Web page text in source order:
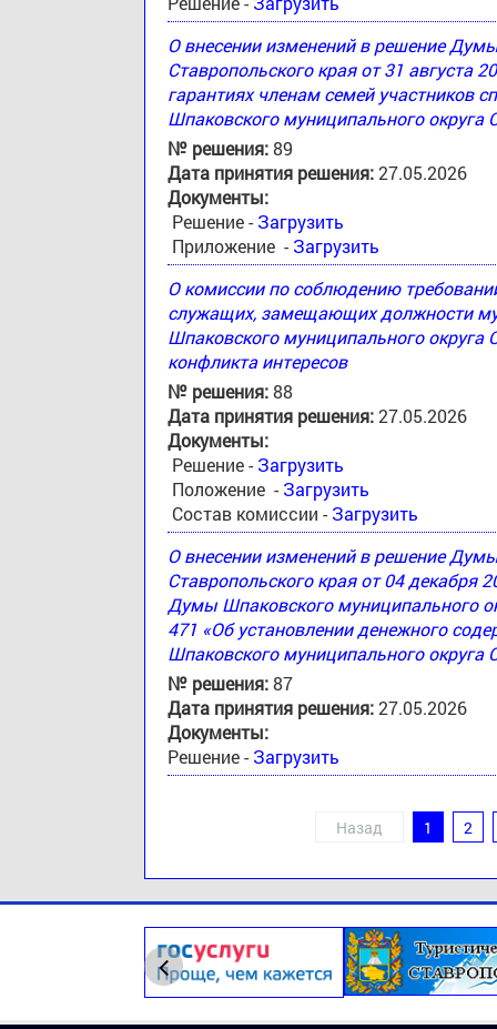
О внесении изменений в решение
Ставропольского края от 31
гарантиях членам семей участников
Шпаковского муниципального округа
№ решения:89
Дата принятия решения:27.05.2026
Документы:
Решение - Загрузить
Приложение - Загрузить
О комиссии по соблюдению
служащих, замещающих должности
Шпаковского муниципального округа
конфликта интересов
№ решения:88
Дата принятия решения:27.05.2026
Документы:
Решение - Загрузить
Положение - Загрузить
Состав комиссии - Загрузить
О внесении изменений в решение
Ставропольского края от 04 декабря
Думы Шпаковского муниципального
471 «Об установлении денежного
Шпаковского муниципального округа
№ решения:87
Дата принятия решения:27.05.2026
Документы:
Решение - Загрузить
Назад 1 2